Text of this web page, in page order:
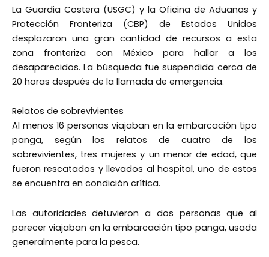
La Guardia Costera (USGC) y la Oficina de Aduanas y
Protección Fronteriza (CBP) de Estados Unidos
desplazaron una gran cantidad de recursos a esta
zona fronteriza con México para hallar a los
desaparecidos. La búsqueda fue suspendida cerca de
20 horas después de la llamada de emergencia.
Relatos de sobrevivientes
Al menos 16 personas viajaban en la embarcación tipo
panga, según los relatos de cuatro de los
sobrevivientes, tres mujeres y un menor de edad, que
fueron rescatados y llevados al hospital, uno de estos
se encuentra en condición crítica.
Las autoridades detuvieron a dos personas que al
parecer viajaban en la embarcación tipo panga, usada
generalmente para la pesca.